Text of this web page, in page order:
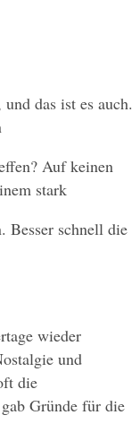
das ist es auch.
Auf keinen
stark
Besser schnell die
wieder
und
die
Gründe für die